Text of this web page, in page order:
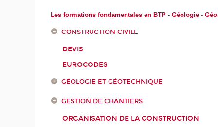
Les formations fondamentales en BTP - Géologie -
CONSTRUCTION CIVILE
DEVIS
EUROCODES
GÉOLOGIE ET GÉOTECHNIQUE
GESTION DE CHANTIERS
ORGANISATION DE LA CONSTRUCTION